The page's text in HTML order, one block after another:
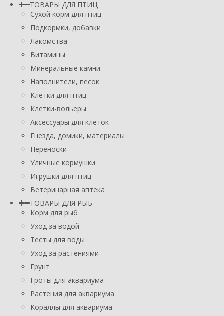
ТОВАРЫ ДЛЯ ПТИЦ
Сухой корм для птиц
Подкормки, добавки
Лакомства
Витамины
Минеральные камни
Наполнители, песок
Клетки для птиц
Клетки-вольеры
Аксессуары для клеток
Гнезда, домики, материалы
Переноски
Уличные кормушки
Игрушки для птиц
Ветеринарная аптека
ТОВАРЫ ДЛЯ РЫБ
Корм для рыб
Уход за водой
Тесты для воды
Уход за растениями
Грунт
Гроты для аквариума
Растения для аквариума
Кораллы для аквариума